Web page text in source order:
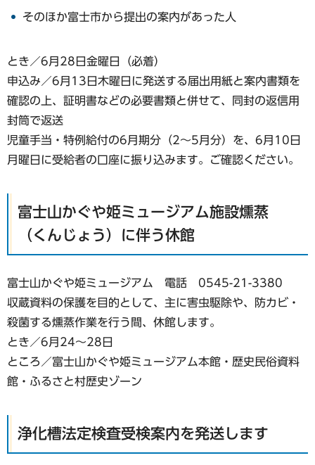
そのほか富士市から提出の案内があった人
とき／6月28日金曜日（必着）
申込み／6月13日木曜日に発送する届出用紙と案内書類を
確認の上、証明書などの必要書類と併せて、同封の返信用
封筒で返送
児童手当・特例給付の6月期分（2〜5月分）を、6月10日
月曜日に受給者の口座に振り込みます。ご確認ください。
富士山かぐや姫ミュージアム施設燻蒸
（くんじょう）に伴う休館
富士山かぐや姫ミュージアム 電話 0545-21-3380
収蔵資料の保護を目的として、主に害虫駆除や、防カビ・
殺菌する燻蒸作業を行う間、休館します。
とき／6月24～28日
ところ／富士山かぐや姫ミュージアム本館・歴史民俗資料
館・ふるさと村歴史ゾーン
浄化槽法定検査受検案内を発送します